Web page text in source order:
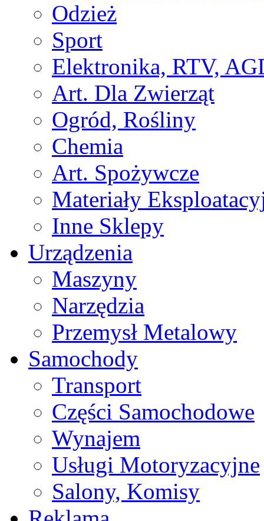
Odzież
Sport
Elektronika, RTV,
Art. Dla Zwierząt
Ogród, Rośliny
Chemia
Art. Spożywcze
Materiały
Inne Sklepy
Urządzenia
Maszyny
Narzędzia
Przemysł Metalowy
Samochody
Transport
Części Samochodowe
Wynajem
Usługi Motoryzacyjne
Salony, Komisy